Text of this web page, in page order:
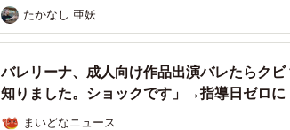
たかなし 亜妖
バレリーナ、成人向け作品出演バレたらク
知りました。ショックです」→指導日ゼロ
「バレエ続けて」と賛否両論
まいどなニュース